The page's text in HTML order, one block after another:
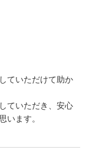
ていただけて助か
ていただき、安心
います。